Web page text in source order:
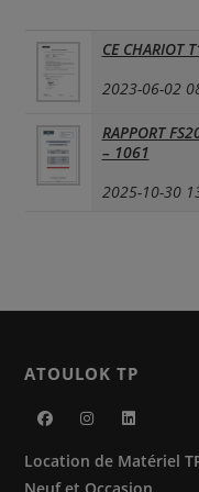
CE CHARIOT
2023-06-02
RAPPORT
– 1061
2025-10-30
ATOULOK TP
dans dans dans
Location de Matériel